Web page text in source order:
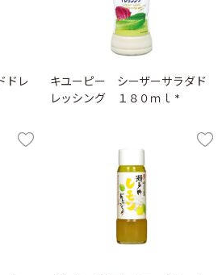
ドレ
キユーピー シーザーサラダド
レッシング １８０ｍｌ *